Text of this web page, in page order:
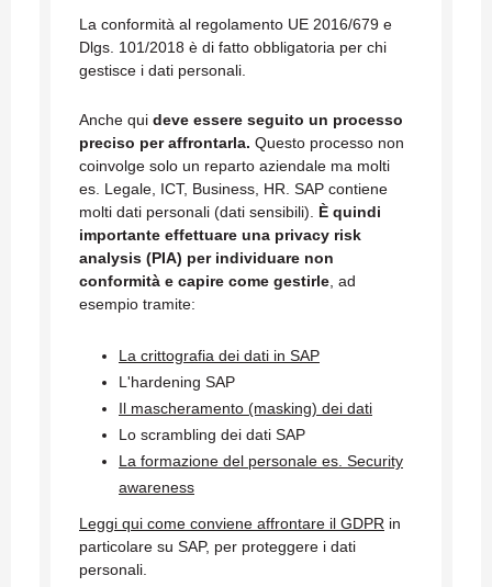
La conformità al regolamento UE 2016/679 e
Dlgs. 101/2018 è di fatto obbligatoria per chi
gestisce i dati personali.
Anche qui deve essere seguito un processo
preciso per affrontarla. Questo processo non
coinvolge solo un reparto aziendale ma molti
es. Legale, ICT, Business, HR. SAP contiene
molti dati personali (dati sensibili). È quindi
importante effettuare una privacy risk
analysis (PIA) per individuare non
conformità e capire come gestirle , ad
esempio tramite:
La crittografia dei dati in SAP
L'hardening SAP
Il mascheramento (masking) dei dati
Lo scrambling dei dati SAP
La formazione del personale es. Security
awareness
Leggi qui come conviene affrontare il GDPR in
particolare su SAP, per proteggere i dati
personali.